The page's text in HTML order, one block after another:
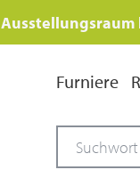
Ausstellungsraum
Furniere